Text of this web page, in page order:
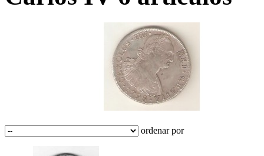
ordenar por